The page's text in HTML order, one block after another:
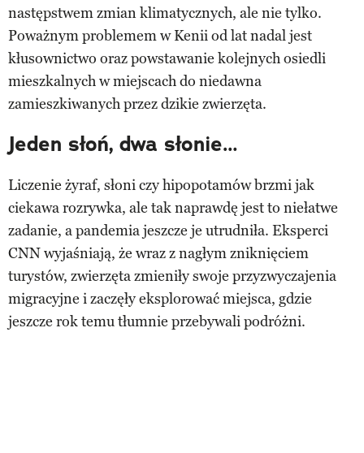
następstwem zmian klimatycznych, ale nie tylko.
Poważnym problemem w Kenii od lat nadal jest
kłusownictwo oraz powstawanie kolejnych osiedli
mieszkalnych w miejscach do niedawna
zamieszkiwanych przez dzikie zwierzęta.
Jeden słoń, dwa słonie…
Liczenie żyraf, słoni czy hipopotamów brzmi jak
ciekawa rozrywka, ale tak naprawdę jest to niełatwe
zadanie, a pandemia jeszcze je utrudniła. Eksperci
CNN wyjaśniają, że wraz z nagłym zniknięciem
turystów, zwierzęta zmieniły swoje przyzwyczajenia
migracyjne i zaczęły eksplorować miejsca, gdzie
jeszcze rok temu tłumnie przebywali podróżni.